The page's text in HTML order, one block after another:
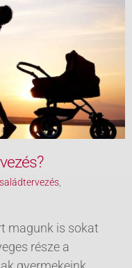
magunk is sokat
része a